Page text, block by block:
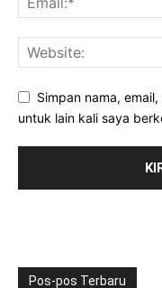
Simpan nama,
untuk lain kali saya
Pos-pos Terbaru